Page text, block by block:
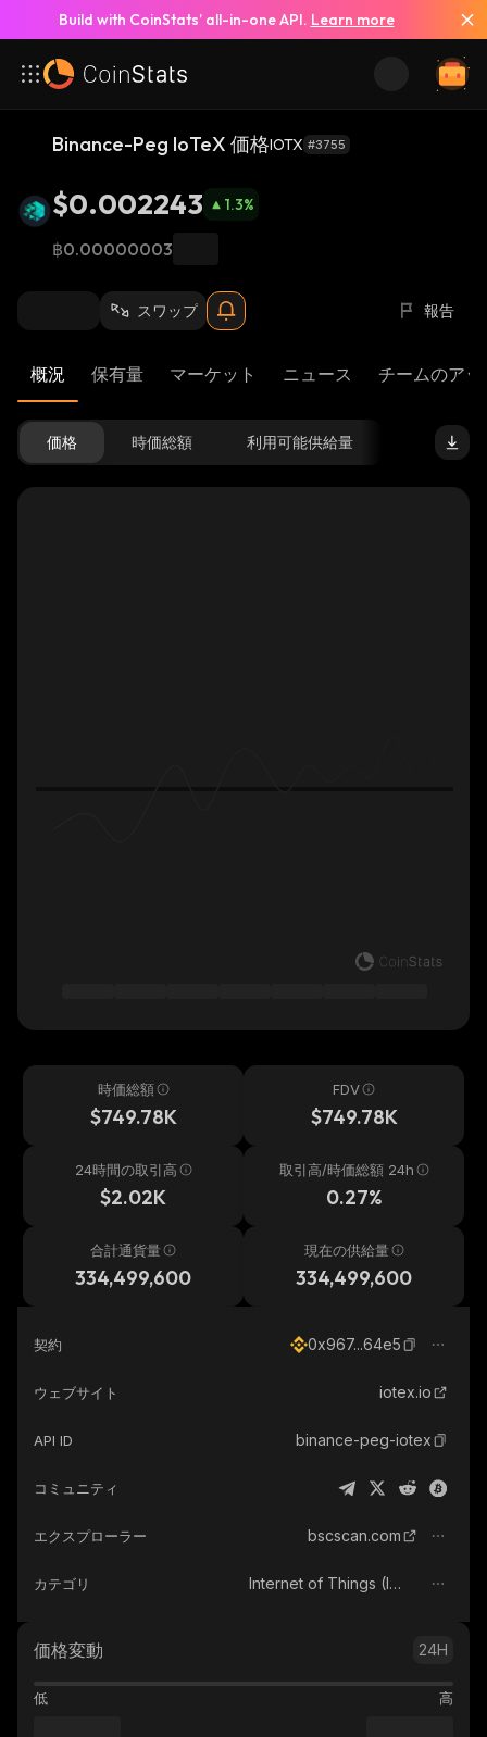
Build with CoinStats’ all-in-one API. Learn more
Binance-Peg IoTeX 価格IOTX #3755
$0.002243 1.3%
฿0.00000003
スワップ 報告
概況 保有量 マーケット ニュース チームのア
価格 時価総額 利用可能供給量
時価総額
$749.78K
FDV
$749.78K
24時間の取引高
$2.02K
取引高/時価総額 24h
0.27%
合計通貨量
334,499,600
現在の供給量
334,499,600
契約 0x967...64e5
ウェブサイト iotex.io
API ID binance-peg-iotex
コミュニティ
エクスプローラー bscscan.com
カテゴリ Internet of Things (IOT)
価格変動 24H
低 高